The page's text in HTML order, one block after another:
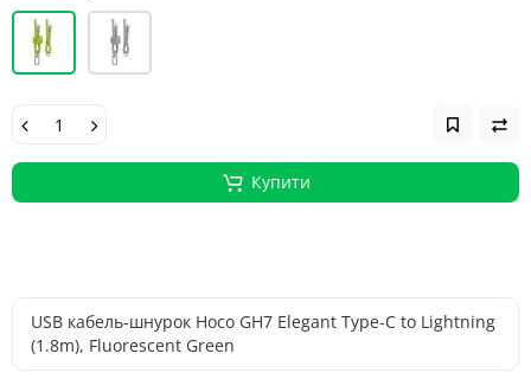
Купити
USB кабель-шнурок Hoco GH7 Elegant Type-C to Lightning
(1.8m), Fluorescent Green